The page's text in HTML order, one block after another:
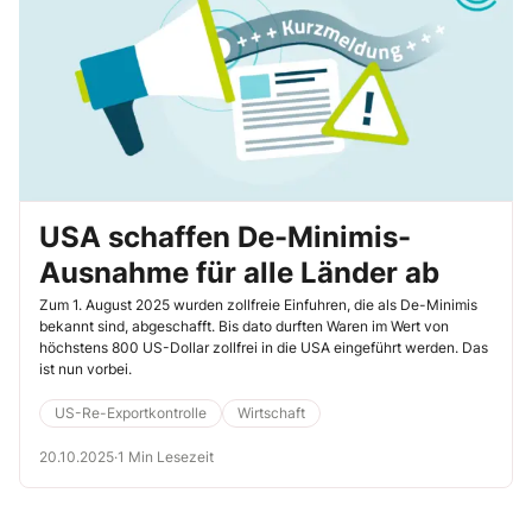
USA schaffen De-Minimis-
Ausnahme für alle Länder ab
Zum 1. August 2025 wurden zollfreie Einfuhren, die als De-Minimis
bekannt sind, abgeschafft. Bis dato durften Waren im Wert von
höchstens 800 US-Dollar zollfrei in die USA eingeführt werden. Das
ist nun vorbei.
US-Re-Exportkontrolle Wirtschaft
20.10.2025·1 Min Lesezeit